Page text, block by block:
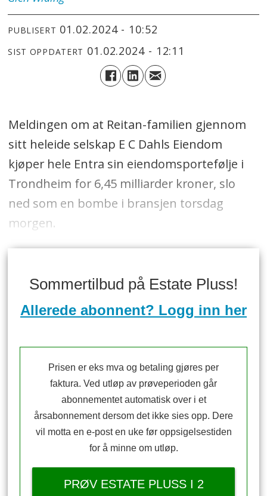
PUBLISERT 01.02.2024 - 10:52
SIST OPPDATERT 01.02.2024 - 12:11
Meldingen om at Reitan-familien gjennom
sitt heleide selskap E C Dahls Eiendom
kjøper hele Entra sin eiendomsportefølje i
Trondheim for 6,45 milliarder kroner, slo
ned som en bombe i bransjen torsdag
morgen.
Sommertilbud på Estate Pluss!
Allerede abonnent? Logg inn her
Prisen er eks mva og betaling gjøres per
faktura. Ved utløp av prøveperioden går
abonnementet automatisk over i et
årsabonnement dersom det ikke sies opp. Dere
vil motta en e-post en uke før oppsigelsestiden
for å minne om utløp.
PRØV ESTATE PLUSS I 2